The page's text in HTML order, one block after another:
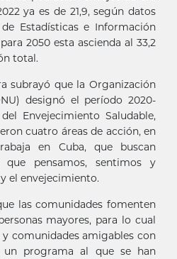
ya es de 21,9, según datos
Estadísticas e Información
2050 esta ascienda al 33,2
total.
subrayó que la Organización
designó el período 2020-
Envejecimiento Saludable,
cuatro áreas de acción, en
en Cuba, que buscan
pensamos, sentimos y
el envejecimiento.
las comunidades fomenten
mayores, para lo cual
comunidades amigables con
un programa al que se han